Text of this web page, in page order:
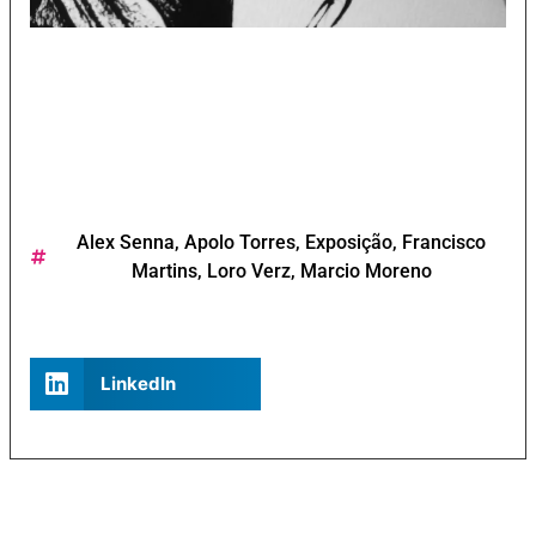
Alex Senna, Apolo Torres, Exposição, Francisco
Martins, Loro Verz, Marcio Moreno
LinkedIn